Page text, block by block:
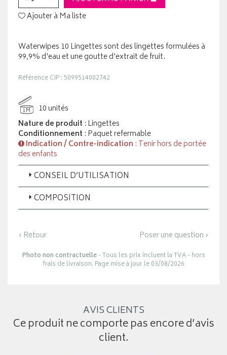
Ajouter à Ma liste
Waterwipes 10 Lingettes sont des lingettes formulées à
99,9% d'eau et une goutte d'extrait de fruit.
Référence CIP : 5099514002742
1M
10 unités
Nature de produit : Lingettes
Conditionnement : Paquet refermable
Indication / Contre-indication : Tenir hors de portée
des enfants
CONSEIL D’UTILISATION
COMPOSITION
‹ Retour Poser une question ›
Photo non contractuelle- Tous les prix incluent la TVA - hors
frais de livraison. Page mise à jour le 03/08/2026
AVIS CLIENTS
Ce produit ne comporte pas encore d’avis
client.